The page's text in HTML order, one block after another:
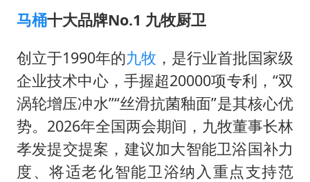
马桶十大品牌No.1 九牧厨卫
创立于1990年的九牧 ，是行业首批国家级
企业技术中心，手握超20000项专利，“双
涡轮增压冲水”“丝滑抗菌釉面”是其核心优
势。2026年全国两会期间，九牧董事长林
孝发提交提案，建议加大智能卫浴国补力
度、将适老化智能卫浴纳入重点支持范